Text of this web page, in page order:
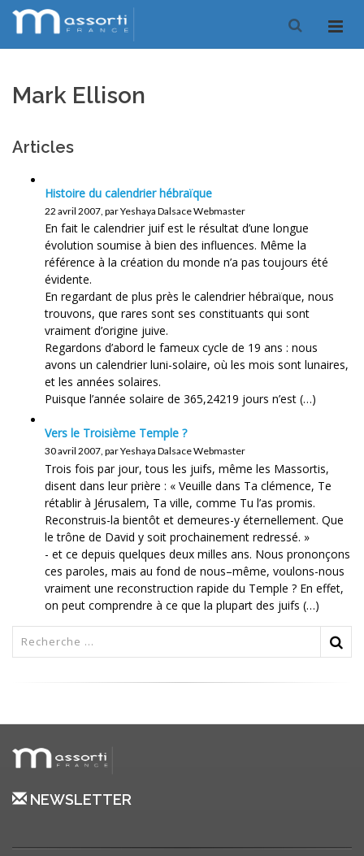
Mark Ellison
Articles
Histoire du calendrier hébraïque
22 avril 2007, par Yeshaya Dalsace Webmaster
En fait le calendrier juif est le résultat d’une longue
évolution soumise à bien des influences. Même la
référence à la création du monde n’a pas toujours été
évidente.
En regardant de plus près le calendrier hébraïque, nous
trouvons, que rares sont ses constituants qui sont
vraiment d’origine juive.
Regardons d’abord le fameux cycle de 19 ans : nous
avons un calendrier luni-solaire, où les mois sont lunaires,
et les années solaires.
Puisque l’année solaire de 365,24219 jours n’est (…)
Vers le Troisième Temple ?
30 avril 2007, par Yeshaya Dalsace Webmaster
Trois fois par jour, tous les juifs, même les Massortis,
disent dans leur prière : « Veuille dans Ta clémence, Te
rétablir à Jérusalem, Ta ville, comme Tu l’as promis.
Reconstruis-la bientôt et demeures-y éternellement. Que
le trône de David y soit prochainement redressé. »
- et ce depuis quelques deux milles ans. Nous prononçons
ces paroles, mais au fond de nous–même, voulons-nous
vraiment une reconstruction rapide du Temple ? En effet,
on peut comprendre à ce que la plupart des juifs (…)
NEWSLETTER